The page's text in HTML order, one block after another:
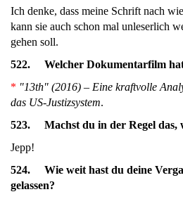
Ich denke, dass meine Schrift nach
kann sie auch schon mal unleserlich
gehen soll.
522. Welcher Dokumentarfilm
* "13th" (2016) – Eine kraftvolle
das US-Justizsystem.
523. Machst du in der Regel das,
Jepp!
524. Wie weit hast du deine
gelassen?